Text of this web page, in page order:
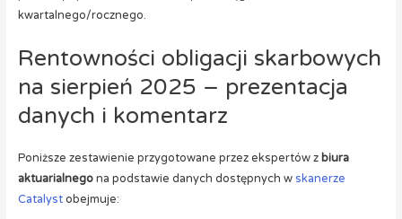
kwartalnego/rocznego.
Rentowności obligacji skarbowych
na sierpień 2025 – prezentacja
danych i komentarz
Poniższe zestawienie przygotowane przez ekspertów z biura
aktuarialnegona podstawie danych dostępnych w skanerze
Catalystobejmuje: